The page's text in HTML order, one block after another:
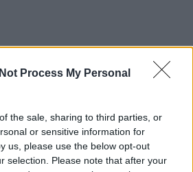
Process My Personal
the sale, sharing to third parties, or
or sensitive information for
us, please use the below opt-out
selection. Please note that after your